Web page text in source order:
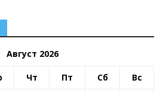
Август 2026
Чт Пт Сб Вс